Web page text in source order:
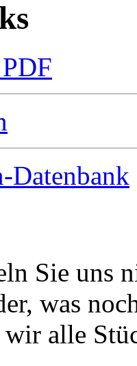
Datenbank
Sie uns
was
alle